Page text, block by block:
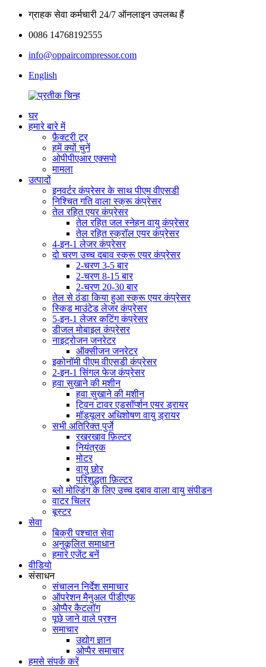
ग्राहक सेवा कर्मचारी 24/7 ऑनलाइन उपलब्ध हैं
0086 14768192555
info@oppaircompressor.com
English
घर
हमारे बारे में
फ़ैक्टरी टूर
हमें क्यों चुनें
ओपीपीएआर एक्सपो
मामला
उत्पादों
इनवर्टर कंप्रेसर के साथ पीएम वीएसडी
निश्चित गति वाला स्क्रू कंप्रेसर
तेल रहित एयर कंप्रेसर
तेल रहित जल स्नेहन वायु कंप्रेसर
तेल रहित स्क्रॉल एयर कंप्रेसर
4-इन-1 लेजर कंप्रेसर
दो चरण उच्च दबाव स्क्रू एयर कंप्रेसर
2-चरण 3-5 बार
2-चरण 8-15 बार
2-चरण 20-30 बार
तेल से ठंडा किया हुआ स्क्रू एयर कंप्रेसर
स्किड माउंटेड लेजर कंप्रेसर
5-इन-1 लेजर कटिंग कंप्रेसर
डीजल मोबाइल कंप्रेसर
नाइट्रोजन जनरेटर
ऑक्सीजन जनरेटर
इकोनॉमी पीएम वीएसडी कंप्रेसर
2-इन-1 सिंगल फेज कंप्रेसर
हवा सुखाने की मशीन
हवा सुखाने की मशीन
ट्विन टावर एडसॉर्प्शन एयर ड्रायर
मॉड्यूलर अधिशोषण वायु ड्रायर
सभी अतिरिक्त पुर्जे
रखरखाव फ़िल्टर
नियंत्रक
मोटर
वायु छोर
परिशुद्धता फ़िल्टर
ब्लो मोल्डिंग के लिए उच्च दबाव वाला वायु संपीडन
वाटर चिलर
बूस्टर
सेवा
बिक्री पश्चात सेवा
अनुकूलित समाधान
हमारे एजेंट बनें
वीडियो
संसाधन
संचालन निर्देश समाचार
ऑपरेशन मैनुअल पीडीएफ
ओप्पैर कैटलॉग
पूछे जाने वाले प्रश्न
समाचार
उद्योग ज्ञान
ओप्पैर समाचार
हमसे संपर्क करें